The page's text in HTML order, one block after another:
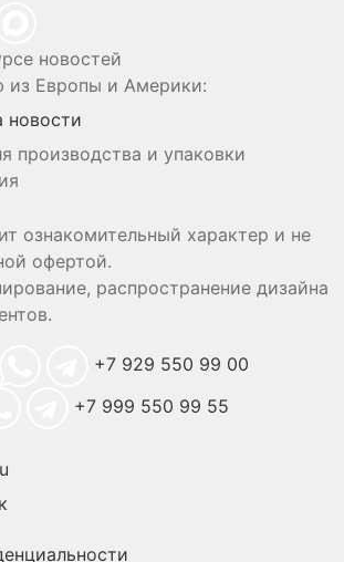
новостей
из Европы и Америки:
новости
производства и упаковки
ознакомительный характер и не
офертой.
распространение дизайна
+7 929 550 99 00
+7 999 550 99 55